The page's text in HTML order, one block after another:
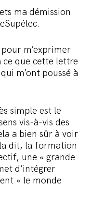
ma démission
m’exprimer
que cette lettre
m’ont poussé à
simple est le
vis-à-vis des
a bien sûr à voir
dit, la formation
une « grande
d’intégrer
» le monde